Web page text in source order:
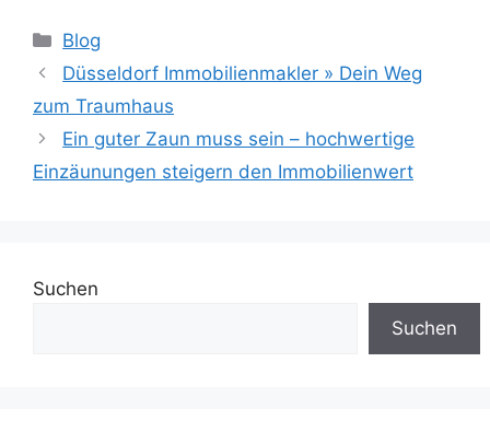
Kategorien
Blog
Düsseldorf Immobilienmakler » Dein Weg
zum Traumhaus
Ein guter Zaun muss sein – hochwertige
Einzäunungen steigern den Immobilienwert
Suchen
Suchen